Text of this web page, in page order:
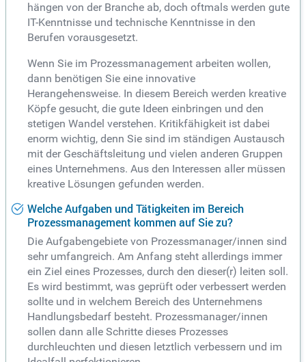
hängen von der Branche ab, doch oftmals werden gute
IT-Kenntnisse und technische Kenntnisse in den
Berufen vorausgesetzt.
Wenn Sie im Prozessmanagement arbeiten wollen,
dann benötigen Sie eine innovative
Herangehensweise. In diesem Bereich werden kreative
Köpfe gesucht, die gute Ideen einbringen und den
stetigen Wandel verstehen. Kritikfähigkeit ist dabei
enorm wichtig, denn Sie sind im ständigen Austausch
mit der Geschäftsleitung und vielen anderen Gruppen
eines Unternehmens. Aus den Interessen aller müssen
kreative Lösungen gefunden werden.
Welche Aufgaben und Tätigkeiten im Bereich
Prozessmanagement kommen auf Sie zu?
Die Aufgabengebiete von Prozessmanager/innen sind
sehr umfangreich. Am Anfang steht allerdings immer
ein Ziel eines Prozesses, durch den dieser(r) leiten soll.
Es wird bestimmt, was geprüft oder verbessert werden
sollte und in welchem Bereich des Unternehmens
Handlungsbedarf besteht. Prozessmanager/innen
sollen dann alle Schritte dieses Prozesses
durchleuchten und diesen letztlich verbessern und im